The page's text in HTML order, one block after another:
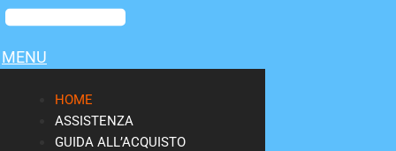
MENU
HOME
ASSISTENZA
GUIDA ALL’ACQUISTO